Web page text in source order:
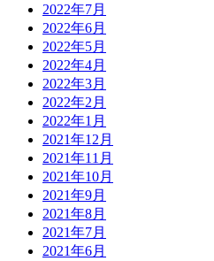
2022年7月
2022年6月
2022年5月
2022年4月
2022年3月
2022年2月
2022年1月
2021年12月
2021年11月
2021年10月
2021年9月
2021年8月
2021年7月
2021年6月